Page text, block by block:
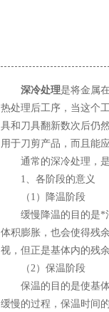
深冷处理是将金属
热处理后工序，当这个
具和刀具翻新数次后仍
用于刀剪产品，而且能
通常的深冷处理，是
1、各阶段的意义
（1）降温阶段
缓慢降温的目的是*消
体积膨胀，也会使得残
视，但正是基体内的残
（2）保温阶段
保温的目的是使基体
缓慢的过程，保温时间